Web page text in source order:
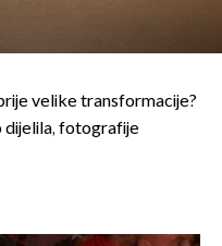
velike transformacije?
dijelila, fotografije